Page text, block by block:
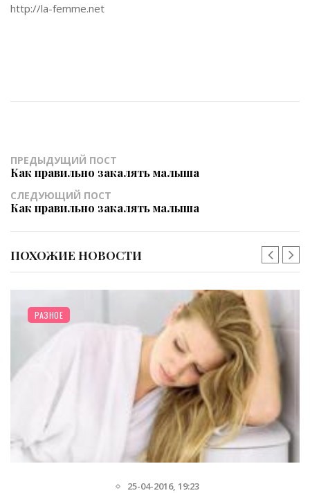
http://la-femme.net
ПРЕДЫДУЩИЙ ПОСТ
Как правильно закалять малыша
СЛЕДУЮЩИЙ ПОСТ
Как правильно закалять малыша
ПОХОЖИЕ НОВОСТИ
РАЗНОЕ
28-09-2013, 13:38